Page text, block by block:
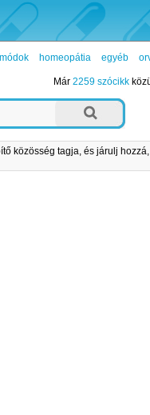
homeopátia egyéb
Már 2259 szócikk
közösség tagja, és járulj hozzá,